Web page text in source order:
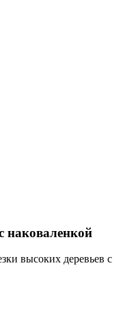
наковаленкой
высоких деревьев с